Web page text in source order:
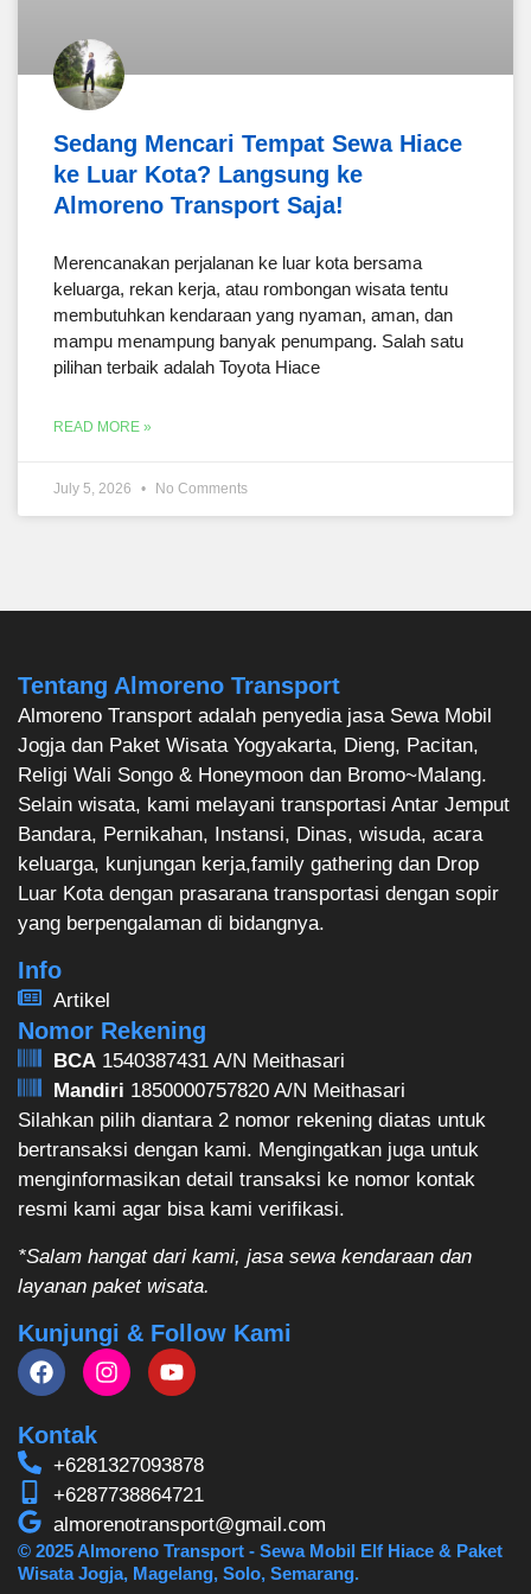
Sedang Mencari Tempat Sewa Hiace
ke Luar Kota? Langsung ke
Almoreno Transport Saja!
Merencanakan perjalanan ke luar kota bersama
keluarga, rekan kerja, atau rombongan wisata tentu
membutuhkan kendaraan yang nyaman, aman, dan
mampu menampung banyak penumpang. Salah satu
pilihan terbaik adalah Toyota Hiace
READ MORE »
July 5, 2026 No Comments
Tentang Almoreno Transport
Almoreno Transport adalah penyedia jasa Sewa Mobil
Jogja dan Paket Wisata Yogyakarta, Dieng, Pacitan,
Religi Wali Songo & Honeymoon dan Bromo~Malang.
Selain wisata, kami melayani transportasi Antar Jemput
Bandara, Pernikahan, Instansi, Dinas, wisuda, acara
keluarga, kunjungan kerja,family gathering dan Drop
Luar Kota dengan prasarana transportasi dengan sopir
yang berpengalaman di bidangnya.
Info
Artikel
Nomor Rekening
BCA 1540387431 A/N Meithasari
Mandiri 1850000757820 A/N Meithasari
Silahkan pilih diantara 2 nomor rekening diatas untuk
bertransaksi dengan kami. Mengingatkan juga untuk
menginformasikan detail transaksi ke nomor kontak
resmi kami agar bisa kami verifikasi.
*Salam hangat dari kami, jasa sewa kendaraan dan
layanan paket wisata.
Kunjungi & Follow Kami
Kontak
+6281327093878
+6287738864721
almorenotransport@gmail.com
© 2025 Almoreno Transport - Sewa Mobil Elf Hiace & Paket
Wisata Jogja, Magelang, Solo, Semarang.